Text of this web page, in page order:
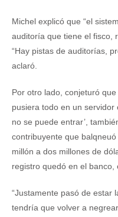
Michel explicó que “el
auditoría que tiene el fisco,
“Hay pistas de auditorías,
aclaró.
Por otro lado, conjeturó
pusiera todo en un servidor
no se puede entrar’,
contribuyente que
millón a dos millones de
registro quedó en el banco,
“Justamente pasó de estar
tendría que volver a